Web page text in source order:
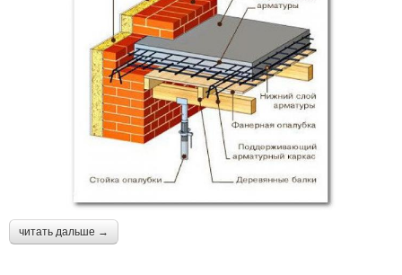
читать дальше →